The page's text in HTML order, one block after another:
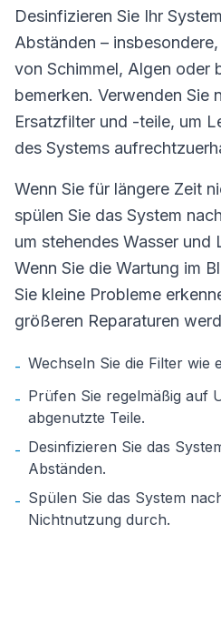
Desinfizieren Sie Ihr
Abständen –
von Schimmel, Algen oder
bemerken. Verwenden Sie
Ersatzfilter und -teile, um
des Systems
Wenn Sie für längere Zeit
spülen Sie das System
um stehendes Wasser und
Wenn Sie die Wartung im
Sie kleine Probleme
größeren Reparaturen
- Wechseln Sie die Filter wie
- Prüfen Sie regelmäßig auf
abgenutzte Teile.
- Desinfizieren Sie das
Abständen.
- Spülen Sie das System
Nichtnutzung durch.